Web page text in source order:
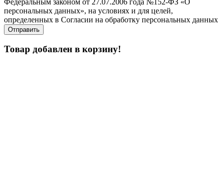
персональных данных», на условиях и для целей,
определенных в Согласии на обработку персональных данных
Товар добавлен в корзину!